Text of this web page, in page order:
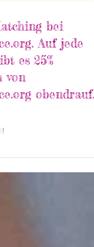
bei
Auf jede
es 25%
von
obendrauf.